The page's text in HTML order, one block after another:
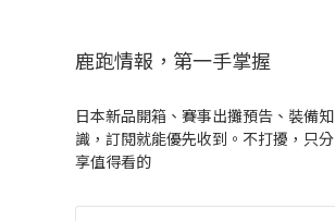
鹿跑情報，第一手掌握
日本新品開箱、賽事出攤預告、裝備知
識，訂閱就能優先收到。不打擾，只分
享值得看的